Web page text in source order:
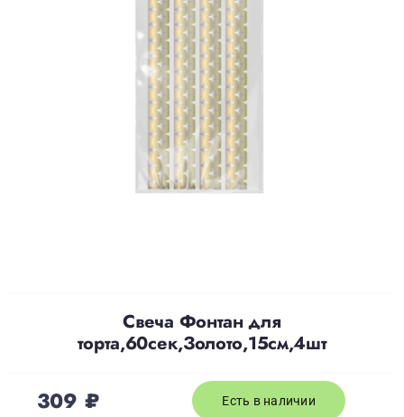
Политика конфиденциальности
Свеча Фонтан для
торта,60сек,Золото,15см,4шт
309₽ Есть в наличии